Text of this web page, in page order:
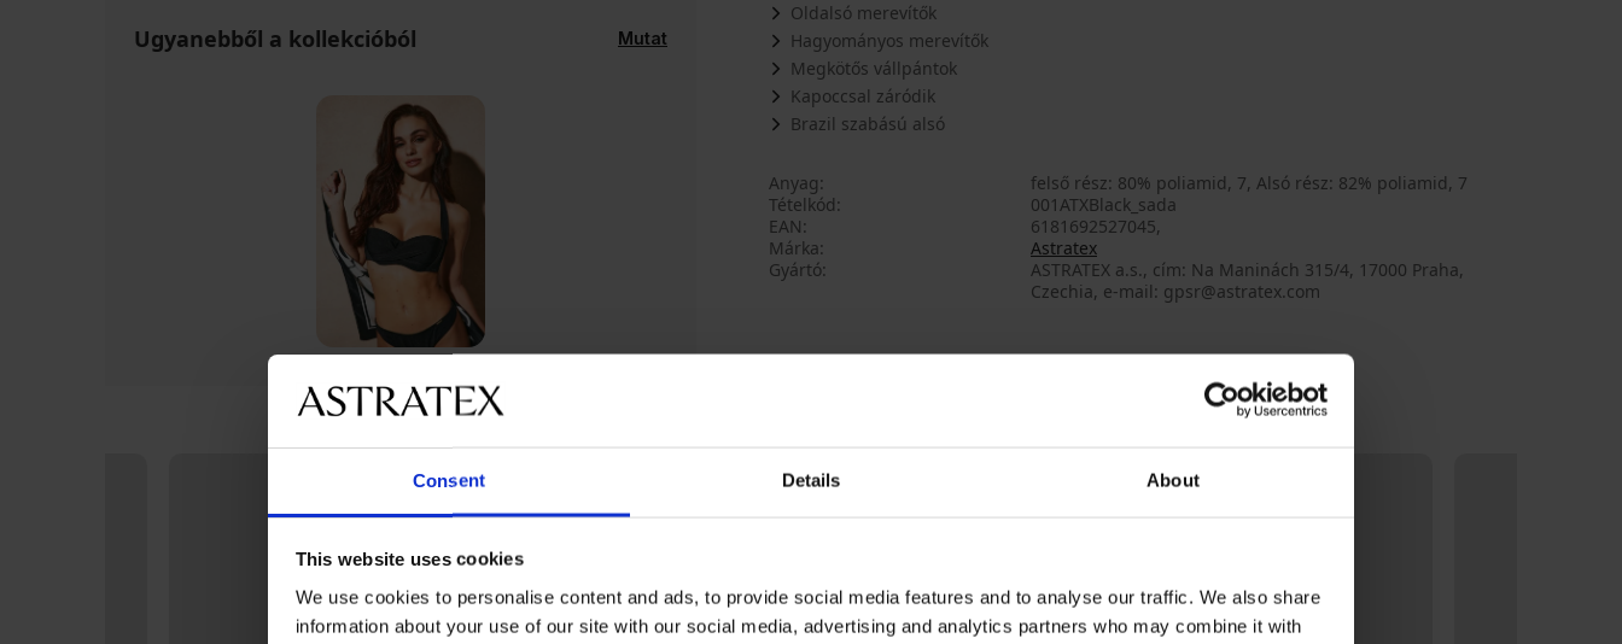
Consent Details About
This website uses cookies
We use cookies to personalise content and ads, to provide social media features and to analyse our traffic. We also share
information about your use of our site with our social media, advertising and analytics partners who may combine it with
Ugyanebből a kollekcióból Mutat
Oldalsó merevítők
Hagyományos merevítők
Megkötős vállpántok
Kapoccsal záródik
Brazil szabású alsó
Anyag
felső rész: 80% poliamid, 7, Alsó rész: 82% poliamid, 7
Tételkód
001ATXBlack_sada
EAN
6181692527045,
Márka
Astratex
Gyártó
ASTRATEX a.s., cím: Na Maninách 315/4, 17000 Praha,
Czechia, e-mail: gpsr@astratex.com